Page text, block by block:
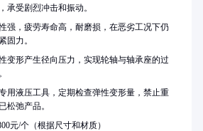
承受剧烈冲击和振动。
强，疲劳寿命高，耐磨损，在恶劣工况下仍
固力。
变形产生径向压力，实现轮轴与轴承座的过
用液压工具，定期检查弹性变形量，禁止重
松弛产品。
元/个（根据尺寸和材质）